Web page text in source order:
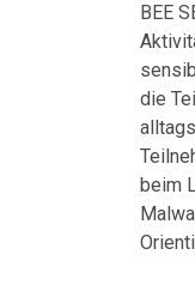
BEE
die
beim